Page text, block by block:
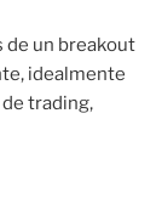
de un breakout
idealmente
trading,